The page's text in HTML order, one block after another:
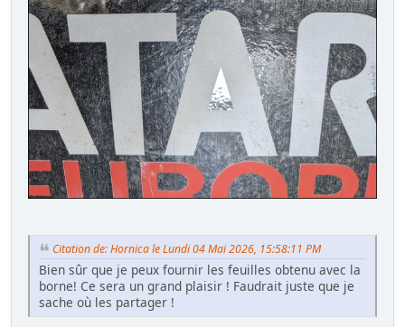
Citation de: Hornica le Lundi 04 Mai 2026, 15:58:11 PM
Bien sûr que je peux fournir les feuilles obtenu avec la
borne! Ce sera un grand plaisir ! Faudrait juste que je
sache où les partager !